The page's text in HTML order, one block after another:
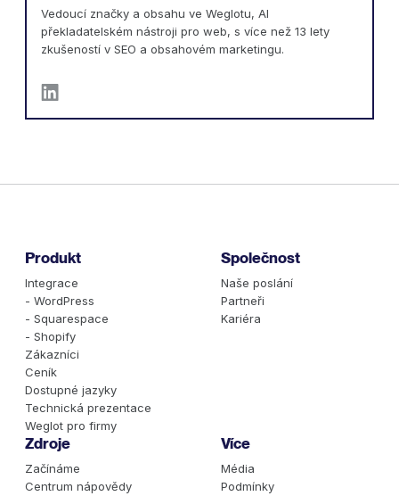
Vedoucí značky a obsahu ve Weglotu, AI
překladatelském nástroji pro web, s více než 13 lety
zkušeností v SEO a obsahovém marketingu.
Produkt
Integrace
- WordPress
- Squarespace
- Shopify
Zákazníci
Ceník
Dostupné jazyky
Technická prezentace
Weglot pro firmy
Společnost
Naše poslání
Partneři
Kariéra
Zdroje
Začínáme
Centrum nápovědy
Více
Média
Podmínky